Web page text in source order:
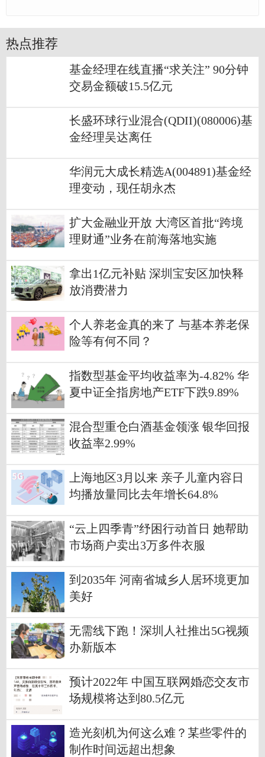
热点推荐
基金经理在线直播“求关注” 90分钟
交易金额破15.5亿元
长盛环球行业混合(QDII)(080006)基
金经理吴达离任
华润元大成长精选A(004891)基金经
理变动，现任胡永杰
扩大金融业开放 大湾区首批“跨境
理财通”业务在前海落地实施
拿出1亿元补贴 深圳宝安区加快释
放消费潜力
个人养老金真的来了 与基本养老保
险等有何不同？
指数型基金平均收益率为-4.82% 华
夏中证全指房地产ETF下跌9.89%
混合型重仓白酒基金领涨 银华回报
收益率2.99%
上海地区3月以来 亲子儿童内容日
均播放量同比去年增长64.8%
“云上四季青”纾困行动首日 她帮助
市场商户卖出3万多件衣服
到2035年 河南省城乡人居环境更加
美好
无需线下跑！深圳人社推出5G视频
办新版本
预计2022年 中国互联网婚恋交友市
场规模将达到80.5亿元
造光刻机为何这么难？某些零件的
制作时间远超出想象